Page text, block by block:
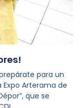
para un
Arterama de
que se